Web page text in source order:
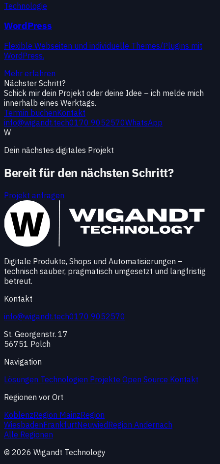
Technologie
WordPress
Flexible Webseiten und individuelle Themes/Plugins mit
WordPress.
Mehr erfahren
Nächster Schritt?
Schick mir dein Projekt oder deine Idee – ich melde mich
innerhalb eines Werktags.
Termin buchenKontakt
info@wigandt.tech0170 9052570WhatsApp
W
Dein nächstes digitales Projekt
Bereit für den nächsten Schritt?
Projekt anfragen
Digitale Produkte, Shops und Automatisierungen –
technisch sauber, pragmatisch umgesetzt und langfristig
betreut.
Kontakt
info@wigandt.tech0170 9052570
St. Georgenstr. 17
56751 Polch
Navigation
Lösungen Technologien Projekte Open Source Kontakt
Regionen vor Ort
KoblenzRegion MainzRegion
WiesbadenFrankfurtNeuwiedRegion Andernach
Alle Regionen
© 2026 Wigandt Technology